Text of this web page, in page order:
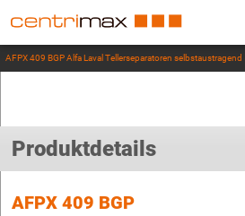
AFPX 409 BGP Alfa Laval Tellerseparatoren selbstaustragend
Produktdetails
AFPX 409 BGP